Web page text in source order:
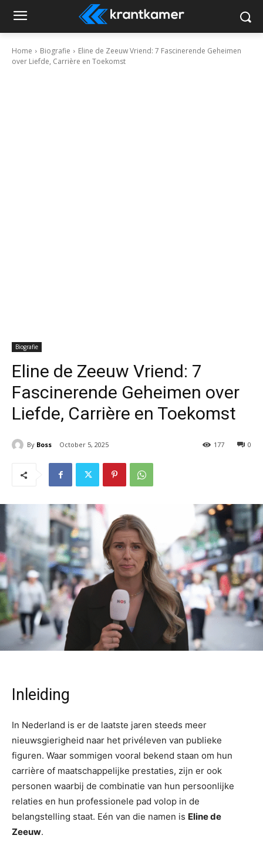
Home Biografie
Eline de Zeeuw Vriend: 7 Fascinerende Geheimen
over Liefde, Carrière en Toekomst
Biografie
Eline de Zeeuw Vriend: 7
Fascinerende Geheimen over
Liefde, Carrière en Toekomst
By Boss October 5, 2025 0
177
Inleiding
In Nederland is er de laatste jaren steeds meer
nieuwsgierigheid naar het privéleven van publieke
figuren. Waar sommigen vooral bekend staan om hun
carrière of maatschappelijke prestaties, zijn er ook
personen waarbij de combinatie van hun persoonlijke
relaties en hun professionele pad volop in de
belangstelling staat. Eén van die namen is Eline de
Zeeuw.